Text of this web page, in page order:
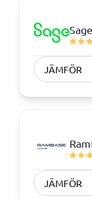
JÄMFÖR
JÄMFÖR